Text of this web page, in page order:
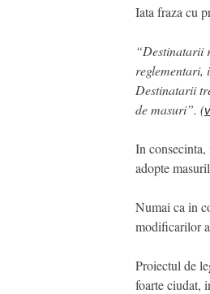
Iata fraza cu
“Destinatarii
reglementari,
Destinatarii
de masuri”. (
In
adopte
Numai ca in
modificarilor
Proiectul de
foarte ciudat,